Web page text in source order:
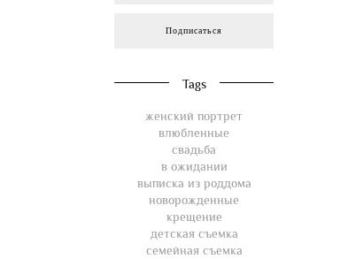
Подписаться
Tags
женский портрет
влюбленные
свадьба
в ожидании
выписка из роддома
новорожденные
крещение
детская съемка
семейная съемка